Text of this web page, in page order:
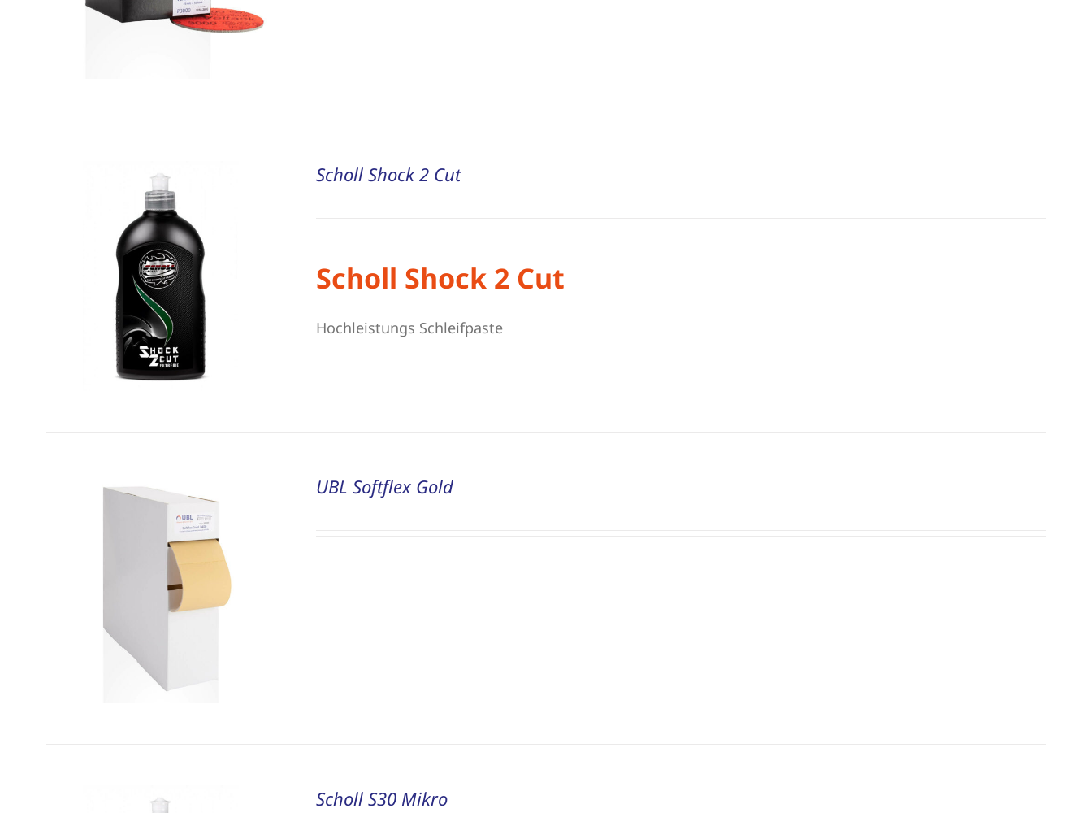
Scholl Shock 2 Cut
Scholl Shock 2 Cut
Hochleistungs Schleifpaste
UBL Softflex Gold
Scholl S30 Mikro